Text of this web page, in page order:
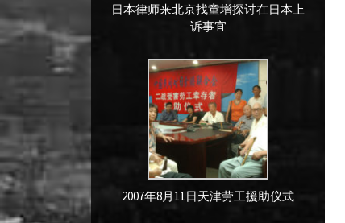
日本律师来北京找童增探讨在日本上
诉事宜
2007年8月11日天津劳工援助仪式